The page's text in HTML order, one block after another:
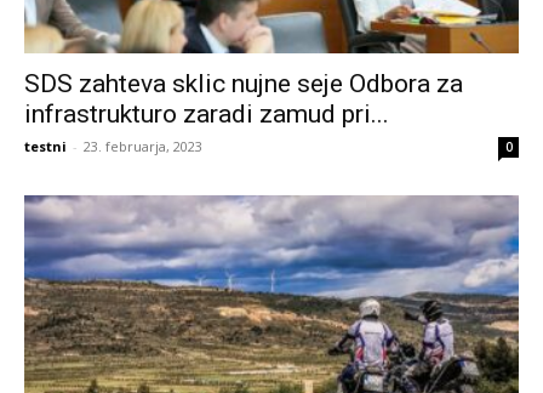
SDS zahteva sklic nujne seje Odbora za
infrastrukturo zaradi zamud pri...
testni - 23. februarja, 2023 0